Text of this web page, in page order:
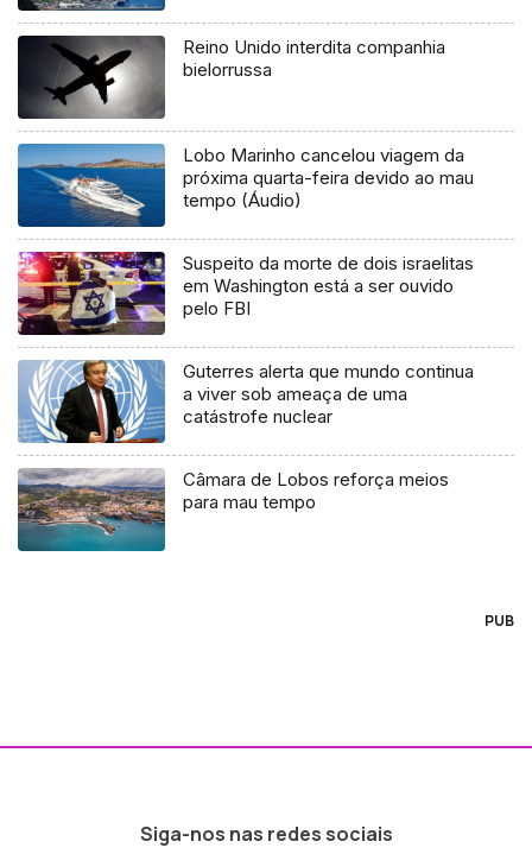
Reino Unido interdita companhia
bielorrussa
Lobo Marinho cancelou viagem da
próxima quarta-feira devido ao mau
tempo (Áudio)
Suspeito da morte de dois israelitas
em Washington está a ser ouvido
pelo FBI
Guterres alerta que mundo continua
a viver sob ameaça de uma
catástrofe nuclear
Câmara de Lobos reforça meios
para mau tempo
PUB
Siga-nos nas redes sociais